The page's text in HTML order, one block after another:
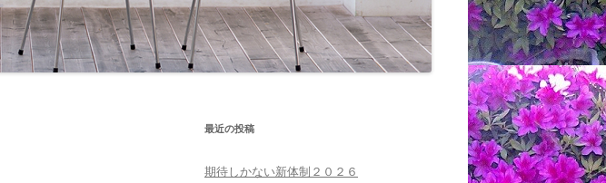
最近の投稿
期待しかない新体制２０２６